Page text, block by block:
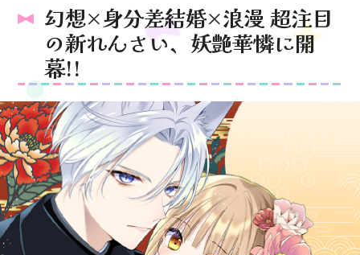
幻想×身分差結婚×浪漫 超注目
の新れんさい、妖艶華憐に開
幕!!